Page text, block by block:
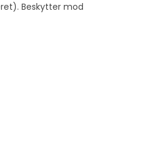
Beskytter mod